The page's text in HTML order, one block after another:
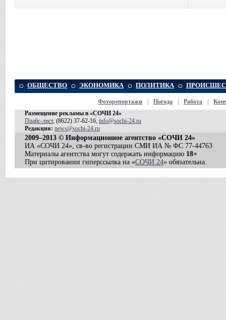
ОБЩЕСТВО ЭКОНОМИКА ПОЛИТИКА
Фоторепортажи Погода Работа
Размещение рекламы в «СОЧИ 24»
Прайс-лист, (8622) 37-62-16, info@sochi-24.ru
Редакция: news@sochi-24.ru
2009–2013 © Информационное агентство «СОЧИ 24»
ИА «СОЧИ 24», св-во регистрации СМИ ИА № ФС 77-44763
Материалы агентства могут содержать информацию 18+
При цитировании гиперссылка на «СОЧИ 24» обязательна.